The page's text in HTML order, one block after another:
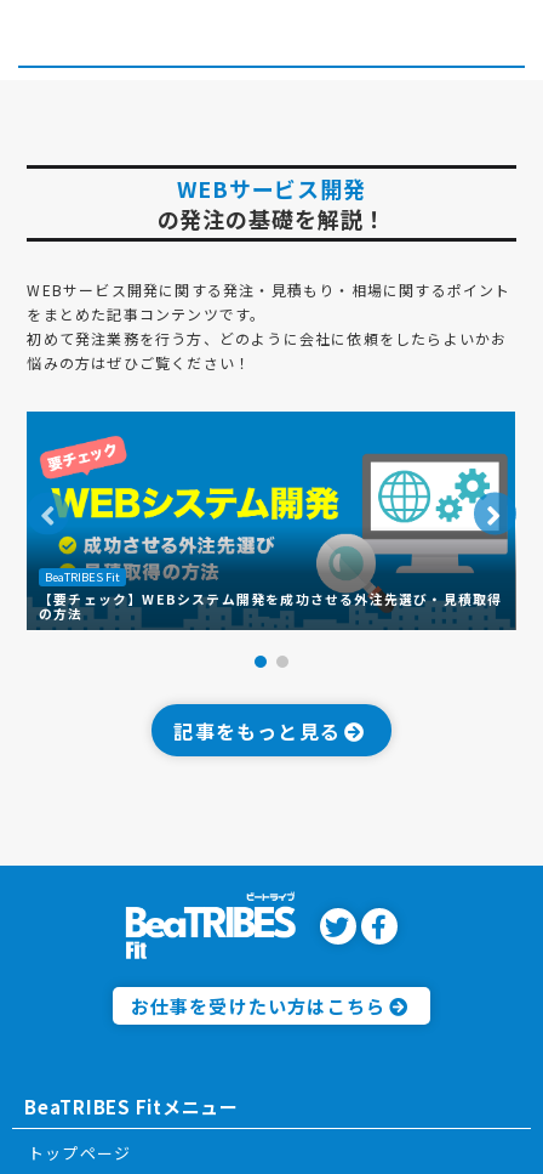
WEBサービス開発
の発注の基礎を解説！
WEBサービス開発に関する発注・見積もり・相場に関するポイント
をまとめた記事コンテンツです。
初めて発注業務を行う方、どのように会社に依頼をしたらよいかお
悩みの方はぜひご覧ください！
BeaTRIBES Fit
【要チェック】WEBシステム開発を成功させる外注先選び・見積取得
の方法
記事をもっと見る
お仕事を受けたい方はこちら
BeaTRIBES Fitメニュー
トップページ